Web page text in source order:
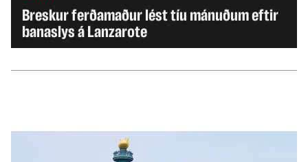
Breskur ferðamaður lést tíu mánuðum eftir
banaslys á Lanzarote